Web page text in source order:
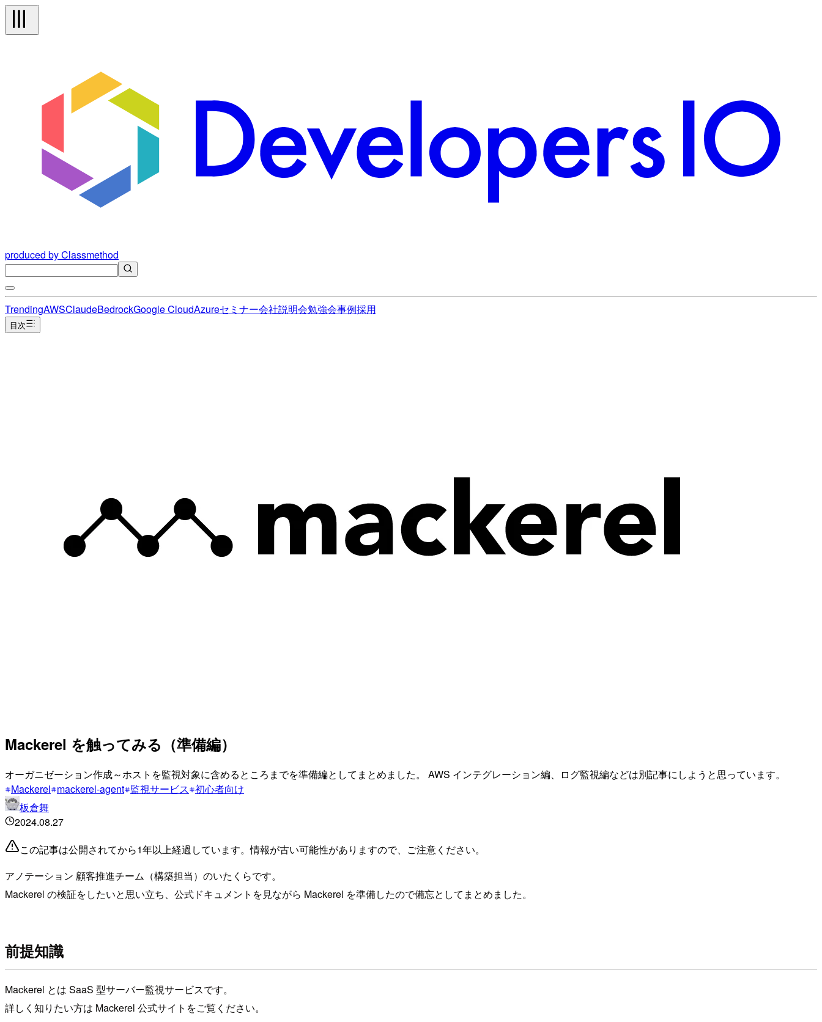
produced by Classmethod
TrendingAWSClaudeBedrockGoogle CloudAzureセミナー会社説明会勉強会事例採用
目次
Mackerel を触ってみる（準備編）
オーガニゼーション作成～ホストを監視対象に含めるところまでを準備編としてまとめました。 AWS インテグレーション編、ログ監視編などは別記事にしようと思っています。
Mackerel mackerel-agent 監視サービス 初心者向け
板倉舞
2024.08.27
この記事は公開されてから1年以上経過しています。情報が古い可能性がありますので、ご注意ください。
アノテーション 顧客推進チーム（構築担当）のいたくらです。
Mackerel の検証をしたいと思い立ち、公式ドキュメントを見ながら Mackerel を準備したので備忘としてまとめました。
前提知識
Mackerel とは SaaS 型サーバー監視サービスです。
詳しく知りたい方は Mackerel 公式サイトをご覧ください。